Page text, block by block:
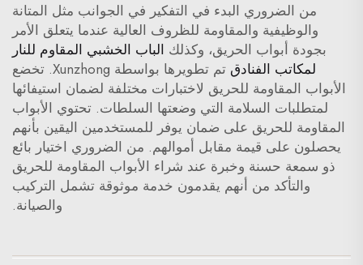
من الضروري البدء في التفكير في الجوانب مثل المتانة
والوظيفية والمقاومة للظروف العالية عندما يتعلق الأمر
بجودة أبواب الحريق، وكذلك الباب الخشبي المقاوم للنار
لمكاتب الفنادق
تم تطويرها بواسطة Xunzhong. تخضع
الأبواب المقاومة للحريق لاختبارات مختلفة لضمان استيفائها
لمتطلبات السلامة التي وضعتها السلطات. تحتوي الأبواب
المقاومة للحريق على ضمان يوفر للمستخدمين اليقين بأنهم
يحصلون على قيمة مقابل أموالهم. من الضروري اختيار بائع
ذو سمعة حسنة وخبرة عند شراء الأبواب المقاومة للحريق
والتأكد من أنهم يقدمون خدمة موثوقة تشمل التركيب
والصيانة.